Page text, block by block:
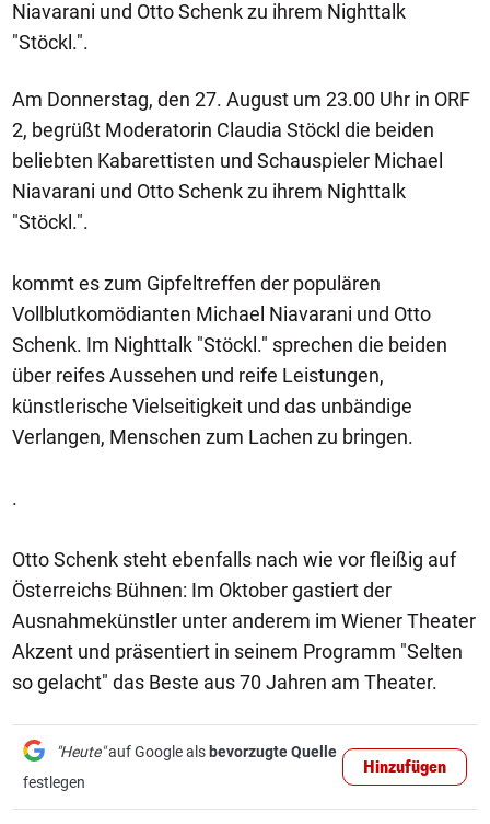
Niavarani und Otto Schenk zu ihrem Nighttalk
"Stöckl.".
Am Donnerstag, den 27. August um 23.00 Uhr in ORF
2, begrüßt Moderatorin Claudia Stöckl die beiden
beliebten Kabarettisten und Schauspieler Michael
Niavarani und Otto Schenk zu ihrem Nighttalk
"Stöckl.".
kommt es zum Gipfeltreffen der populären
Vollblutkomödianten Michael Niavarani und Otto
Schenk. Im Nighttalk "Stöckl." sprechen die beiden
über reifes Aussehen und reife Leistungen,
künstlerische Vielseitigkeit und das unbändige
Verlangen, Menschen zum Lachen zu bringen.
.
Otto Schenk steht ebenfalls nach wie vor fleißig auf
Österreichs Bühnen: Im Oktober gastiert der
Ausnahmekünstler unter anderem im Wiener Theater
Akzent und präsentiert in seinem Programm "Selten
so gelacht" das Beste aus 70 Jahren am Theater.
"Heute"auf Google als bevorzugte Quelle
festlegen
Hinzufügen